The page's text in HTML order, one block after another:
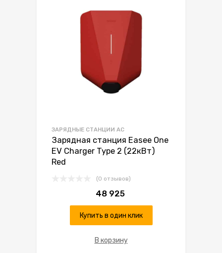
ЗАРЯДНЫЕ СТАНЦИИ AC
Зарядная станция Easee One
EV Charger Type 2 (22кВт)
Red
(0 отзывов)
48 925
Купить в один клик
В корзину